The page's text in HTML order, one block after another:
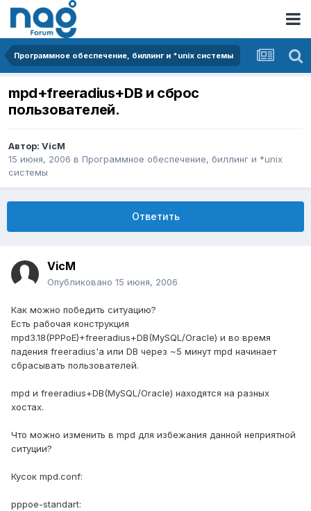
Программное обеспечение, биллинг и *unix системы
mpd+freeradius+DB и сброс
пользователей.
Автор: VicM
15 июня, 2006 в Программное обеспечение, биллинг и *unix
системы
Ответить
VicM
Опубликовано 15 июня, 2006
Как можно победить ситуацию?
Есть рабочая конструкция
mpd3.18(PPPoE)+freeradius+DB(MySQL/Oracle) и во время
падения freeradius'а или DB через ~5 минут mpd начинает
сбрасывать пользователей.
mpd и freeradius+DB(MySQL/Oracle) находятся на разных
хостах.
Что можно изменить в mpd для избежания данной неприятной
ситуции?
Кусок mpd.conf:
pppoe-standart: